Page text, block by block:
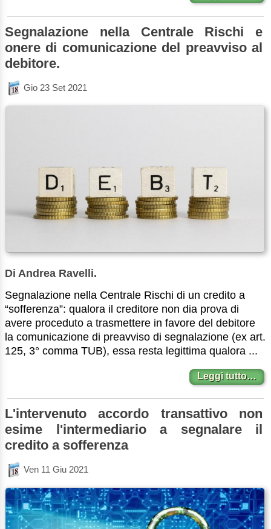
Segnalazione nella Centrale Rischi e
onere di comunicazione del preavviso al
debitore.
Gio 23 Set 2021
Di Andrea Ravelli.
Segnalazione nella Centrale Rischi di un credito a
“sofferenza”: qualora il creditore non dia prova di
avere proceduto a trasmettere in favore del debitore
la comunicazione di preavviso di segnalazione (ex art.
125, 3° comma TUB), essa resta legittima qualora ...
Leggi tutto…
L'intervenuto accordo transattivo non
esime l'intermediario a segnalare il
credito a sofferenza
Ven 11 Giu 2021